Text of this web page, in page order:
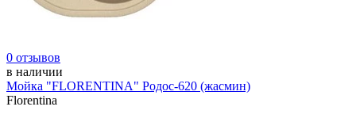
0 отзывов
в наличии
Мойка "FLORENTINA" Родос-620 (жасмин)
Florentina